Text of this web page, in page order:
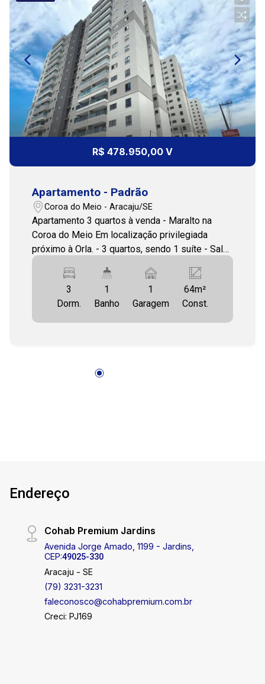
13:00
14:00
15:00
16:00
17:00
R$ 478.950,00 V
Apartamento - Padrão
Coroa do Meio - Aracaju/SE
Apartamento 3 quartos à venda - Maralto na
Coroa do Meio Em localização privilegiada
próximo à Orla. - 3 quartos, sendo 1 suíte - Sala
de estar/jantar integrada à varanda - Cozinha
funcional com área de serviço - Banheiro social
- 1 vaga de garagem - Posição Leste/Sul
Imóvel ainda em construção Entrega prevista:
Maio/2026 O condomínio contará com área de
para mais informações. 79 3231-3231 COHAB
3
Dorm.
1
Banho
1
Garagem
64m²
Const.
Endereço
Cohab Premium Jardins
Avenida Jorge Amado, 1199 - Jardins,
CEP:49025-330
Aracaju - SE
(79) 3231-3231
faleconosco@cohabpremium.com.br
Creci: PJ169